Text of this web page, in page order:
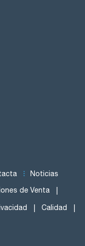
Noticias
de Venta
Calidad